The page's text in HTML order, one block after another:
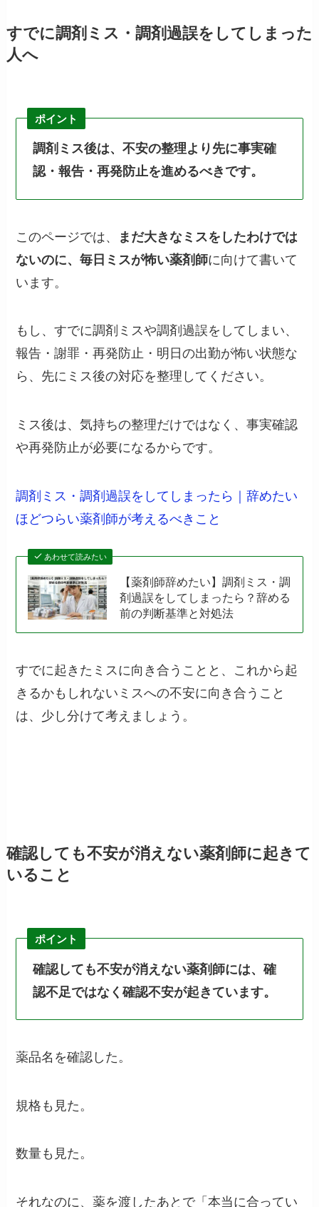
すでに調剤ミス・調剤過誤をしてしまった
人へ
ポイント
調剤ミス後は、不安の整理より先に事実確
認・報告・再発防止を進めるべきです。
このページでは、
まだ大きなミスをしたわけでは
ないのに、毎日ミスが怖い薬剤師に向けて書いて
います。
もし、すでに調剤ミスや調剤過誤をしてしまい、
報告・謝罪・再発防止・明日の出勤が怖い状態な
ら、先にミス後の対応を整理してください。
ミス後は、気持ちの整理だけではなく、事実確認
や再発防止が必要になるからです。
調剤ミス・調剤過誤をしてしまったら｜辞めたい
ほどつらい薬剤師が考えるべきこと
あわせて読みたい
【薬剤師辞めたい】調剤ミス・調
剤過誤をしてしまったら？辞める
前の判断基準と対処法
すでに起きたミスに向き合うことと、これから起
きるかもしれないミスへの不安に向き合うこと
は、少し分けて考えましょう。
確認しても不安が消えない薬剤師に起きて
いること
ポイント
確認しても不安が消えない薬剤師には、確
認不足ではなく確認不安が起きています。
薬品名を確認した。
規格も見た。
数量も見た。
それなのに、薬を渡したあとで「本当に合ってい